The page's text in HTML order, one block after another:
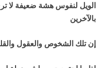
الويل لنفوس هشة ضعيفة لا
بالآخرين
إن تلك الشخوص والعقول